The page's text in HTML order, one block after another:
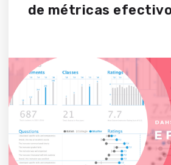
de métricas